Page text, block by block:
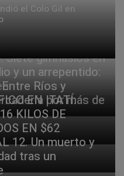
el Colo Gil en
Siete gimnasios en
y un arrepentido:
Entre Ríos y
por más de
EN ITATÍ:
KILOS DE
EN $62
12. Un muerto y
tras un